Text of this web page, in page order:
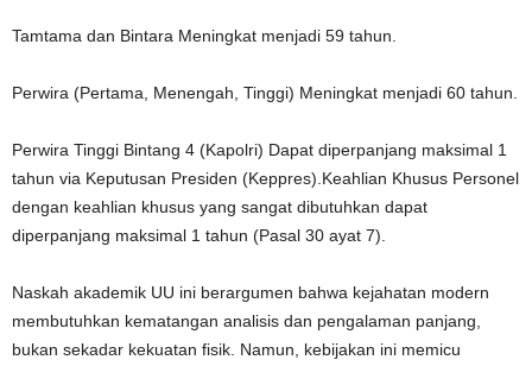
Tamtama dan Bintara Meningkat menjadi 59 tahun.
Perwira (Pertama, Menengah, Tinggi) Meningkat menjadi 60 tahun.
Perwira Tinggi Bintang 4 (Kapolri) Dapat diperpanjang maksimal 1
tahun via Keputusan Presiden (Keppres).Keahlian Khusus Personel
dengan keahlian khusus yang sangat dibutuhkan dapat
diperpanjang maksimal 1 tahun (Pasal 30 ayat 7).
Naskah akademik UU ini berargumen bahwa kejahatan modern
membutuhkan kematangan analisis dan pengalaman panjang,
bukan sekadar kekuatan fisik. Namun, kebijakan ini memicu